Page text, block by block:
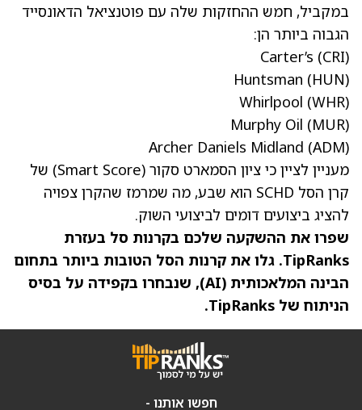
במקביל, חמש ההחזקות שלה עם פוטנציאל הדאונסייד
הגבוה ביותר הן:
Carter’s (CRI)
Huntsman (HUN)
Whirlpool (WHR)
Murphy Oil (MUR)
Archer Daniels Midland (ADM)
מעניין לציין כי ציון הסמארט סקור (Smart Score) של
קרן הסל SCHD הוא שבע, מה שמרמז שהקרן צפויה
להציג ביצועים דומים לביצועי השוק.
שפרו את ההשקעה שלכם בקרנות סל בעזרת
TipRanks. גלו את
קרנות הסל הטובות ביותר בתחום
הבינה המלאכותית (AI)
, שנבחרו בקפידה על בסיס
הניתוח של TipRanks.
חפשו אותנו -